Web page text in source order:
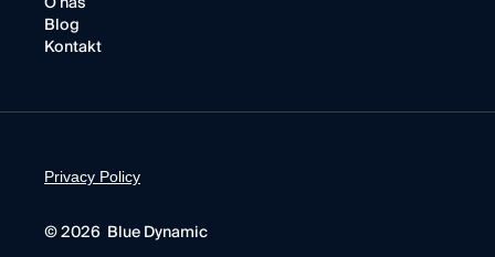
Blog
Kontakt
© 2026 Blue Dynamic
Privacy Policy